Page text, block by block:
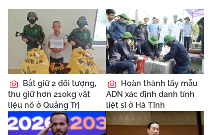
Bắt giữ 2 đối tượng,
thu giữ hơn 210kg vật
liệu nổ ở Quảng Trị
Hoàn thành lấy mẫu
ADN xác định danh tính
liệt sĩ ở Hà Tĩnh